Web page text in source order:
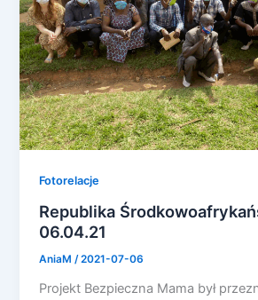
Fotorelacje
Republika
06.04.21
AniaM/2021-07-06
Projekt Bezpieczna Mama był